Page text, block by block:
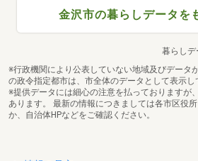
金沢市の暮らしデータを
暮らしデ
※行政機関により公表していない地域及びデータ
の政令指定都市は、市全体のデータとして表示し
※提供データには細心の注意を払っておりますが
あります。 最新の情報につきましては各市区役
か、自治体HPなどをご確認ください。